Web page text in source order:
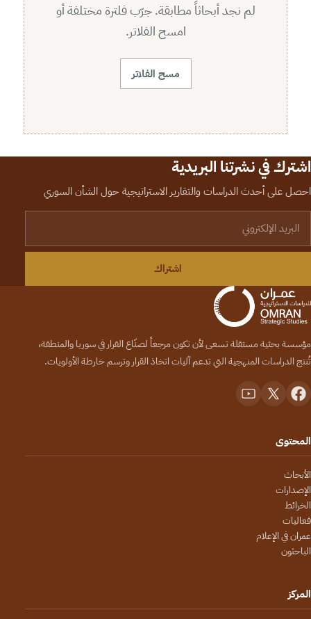
لم نجد أبحاثاً مطابقة. جرّب فلترة مختلفة أو
امسح الفلاتر.
مسح الفلاتر
اشترك في نشرتنا البريدية
احصل على أحدث الدراسات والتقارير الاستراتيجية حول الشأن السوري
اشتراك
مؤسسة بحثية مستقلة تسعى لأن تكون مرجعاً لصنّاع القرار في سوريا والمنطقة،
تُنتج الدراسات المنهجية التي تدعم آليات اتخاذ القرار وترسم خارطة الأولويات.
المحتوى
الأبحاث
الإصدارات
الخرائط
فعاليات
عمران في الإعلام
الباحثون
المركز